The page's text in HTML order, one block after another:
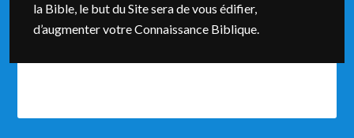
la Bible, le but du Site sera de vous édifier,
d’augmenter votre Connaissance Biblique.